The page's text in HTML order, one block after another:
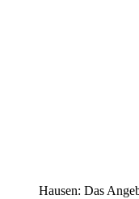
Hausen: Das